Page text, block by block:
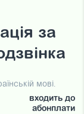
за
мові.
входить до
абонплати